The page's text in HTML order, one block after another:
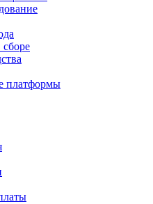
платформы